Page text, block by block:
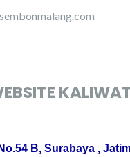
B, Surabaya ,